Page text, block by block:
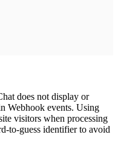
does not display or
Webhook events. Using
visitors when processing
to-guess identifier to avoid